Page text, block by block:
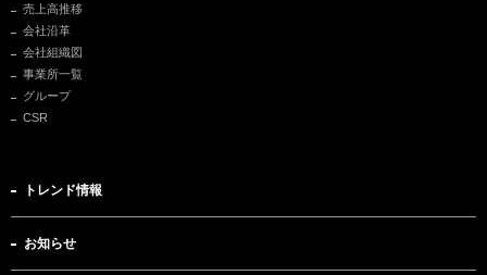
売上高推移
会社沿革
会社組織図
事業所一覧
グループ
CSR
トレンド情報
お知らせ